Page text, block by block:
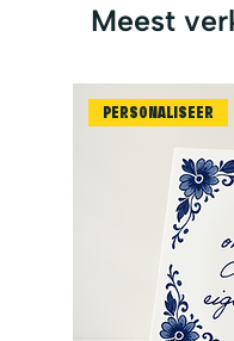
Meest
PERSONALISEER